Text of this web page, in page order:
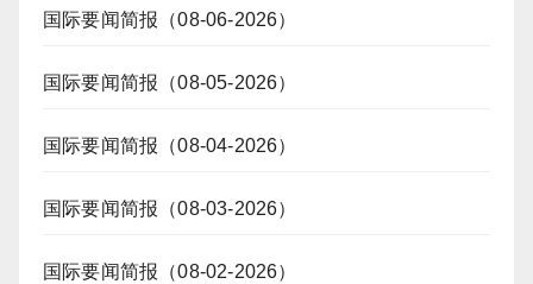
国际要闻简报（08-06-2026）
国际要闻简报（08-05-2026）
国际要闻简报（08-04-2026）
国际要闻简报（08-03-2026）
国际要闻简报（08-02-2026）